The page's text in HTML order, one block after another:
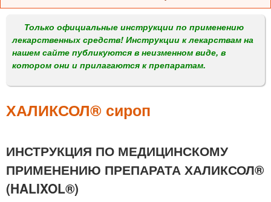
о
м
е
н
Только официальные инструкции по применению
лекарственных средств! Инструкции к лекарствам на
нашем сайте публикуются в неизменном виде, в
котором они и прилагаются к препаратам.
ХАЛИКСОЛ® сироп
ИНСТРУКЦИЯ ПО МЕДИЦИНСКОМУ
ПРИМЕНЕНИЮ ПРЕПАРАТА ХАЛИКСОЛ®
(HALIXOL®)